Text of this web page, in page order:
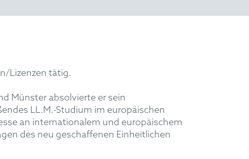
/Lizenzen tätig.
Münster absolvierte er sein
LL.M.-Studium im europäischen
an internationalem und europäischem
des neu geschaffenen Einheitlichen